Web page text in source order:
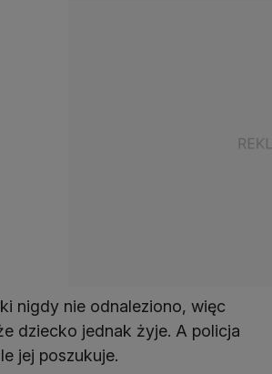
nigdy nie odnaleziono, więc
dziecko jednak żyje. A policja
jej poszukuje.